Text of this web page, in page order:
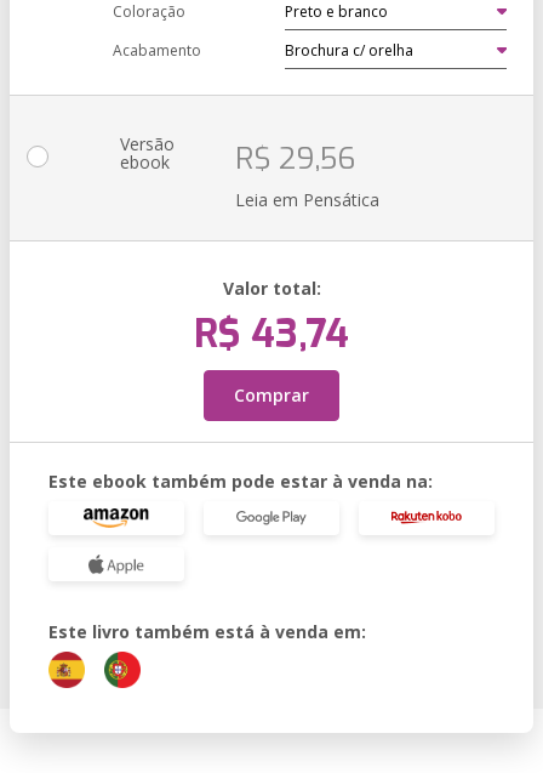
Coloração
Acabamento
Versão
ebook R$ 29,56
Leia em Pensática
Valor total:
R$ 43,74
Comprar
Este ebook também pode estar à venda na:
Este livro também está à venda em: